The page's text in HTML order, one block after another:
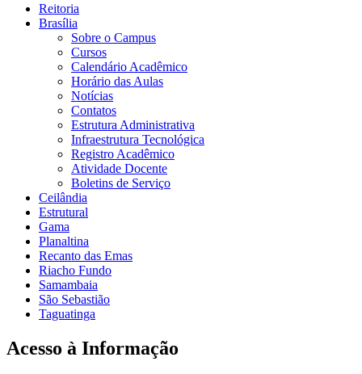
Reitoria
Brasília
Sobre o Campus
Cursos
Calendário Acadêmico
Horário das Aulas
Notícias
Contatos
Estrutura Administrativa
Infraestrutura Tecnológica
Registro Acadêmico
Atividade Docente
Boletins de Serviço
Ceilândia
Estrutural
Gama
Planaltina
Recanto das Emas
Riacho Fundo
Samambaia
São Sebastião
Taguatinga
Acesso à Informação